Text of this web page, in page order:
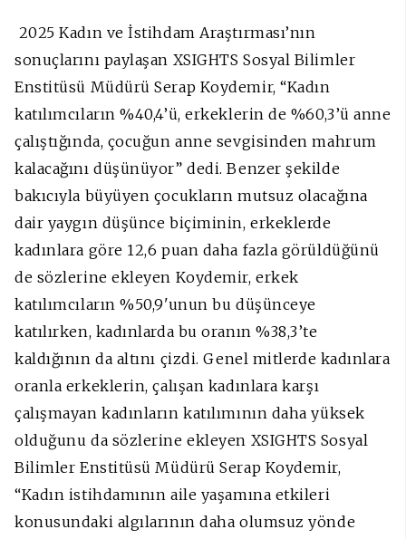
2025 Kadın ve İstihdam Araştırması’nın
sonuçlarını paylaşan XSIGHTS Sosyal Bilimler
Enstitüsü Müdürü Serap Koydemir, “Kadın
katılımcıların %40,4’ü, erkeklerin de %60,3’ü anne
çalıştığında, çocuğun anne sevgisinden mahrum
kalacağını düşünüyor” dedi. Benzer şekilde
bakıcıyla büyüyen çocukların mutsuz olacağına
dair yaygın düşünce biçiminin, erkeklerde
kadınlara göre 12,6 puan daha fazla görüldüğünü
de sözlerine ekleyen Koydemir, erkek
katılımcıların %50,9'unun bu düşünceye
katılırken, kadınlarda bu oranın %38,3’te
kaldığının da altını çizdi. Genel mitlerde kadınlara
oranla erkeklerin, çalışan kadınlara karşı
çalışmayan kadınların katılımının daha yüksek
olduğunu da sözlerine ekleyen XSIGHTS Sosyal
Bilimler Enstitüsü Müdürü Serap Koydemir,
“Kadın istihdamının aile yaşamına etkileri
konusundaki algılarının daha olumsuz yönde